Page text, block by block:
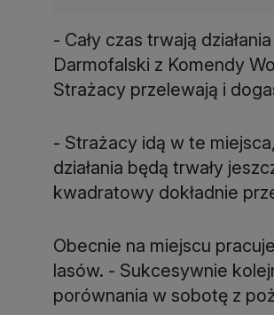
- Cały czas trwają
Darmofalski z Komendy
Strażacy przelewają i
- Strażacy idą w te
działania będą trwały
kwadratowy dokładnie
Obecnie na miejscu
lasów. - Sukcesywnie
porównania w sobotę z